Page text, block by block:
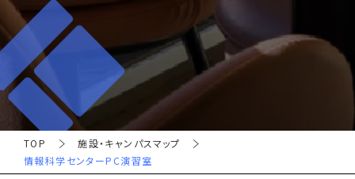
TOP
施設・キャンパスマップ
情報科学センターPC演習室